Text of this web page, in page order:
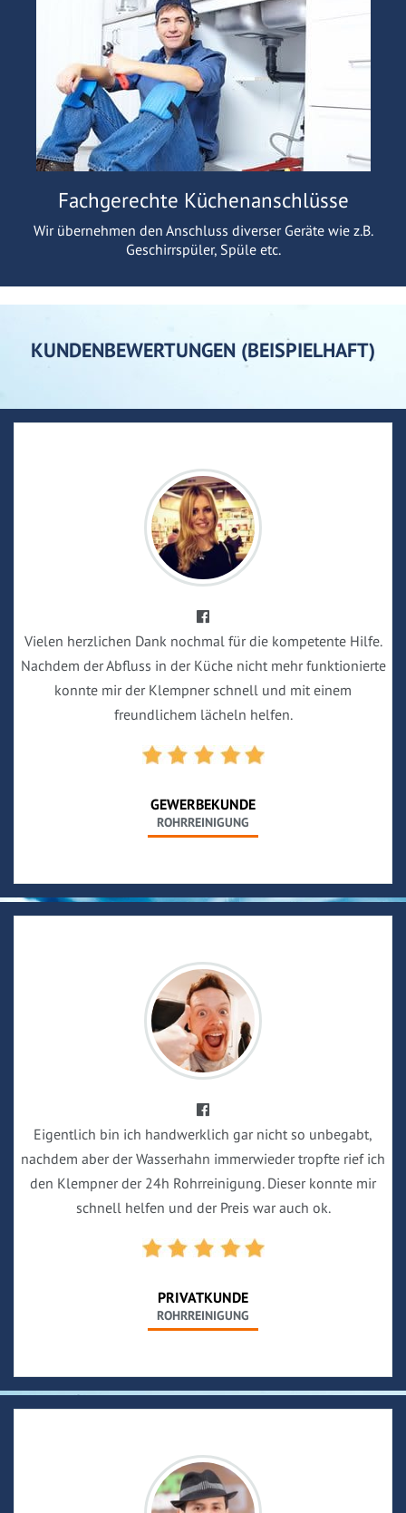
Fachgerechte Küchenanschlüsse
Wir übernehmen den Anschluss diverser Geräte wie z.B.
Geschirrspüler, Spüle etc.
KUNDENBEWERTUNGEN (BEISPIELHAFT)
Vielen herzlichen Dank nochmal für die kompetente Hilfe.
Nachdem der Abfluss in der Küche nicht mehr funktionierte
konnte mir der Klempner schnell und mit einem
freundlichem lächeln helfen.
GEWERBEKUNDE
ROHRREINIGUNG
Eigentlich bin ich handwerklich gar nicht so unbegabt,
nachdem aber der Wasserhahn immerwieder tropfte rief ich
den Klempner der 24h Rohrreinigung. Dieser konnte mir
schnell helfen und der Preis war auch ok.
PRIVATKUNDE
ROHRREINIGUNG